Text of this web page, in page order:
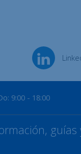
9:00 - 18:00